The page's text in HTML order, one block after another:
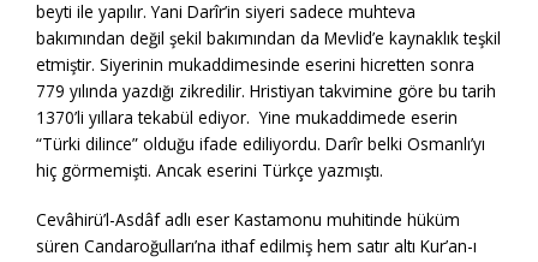
beyti ile yapılır. Yani Darîr’in siyeri sadece muhteva
bakımından değil şekil bakımından da Mevlid’e kaynaklık teşkil
etmiştir. Siyerinin mukaddimesinde eserini hicretten sonra
779 yılında yazdığı zikredilir. Hristiyan takvimine göre bu tarih
1370’li yıllara tekabül ediyor. Yine mukaddimede eserin
“Türki dilince” olduğu ifade ediliyordu. Darîr belki Osmanlı’yı
hiç görmemişti. Ancak eserini Türkçe yazmıştı.
Cevâhirü’l-Asdâf adlı eser Kastamonu muhitinde hüküm
süren Candaroğulları’na ithaf edilmiş hem satır altı Kur’an-ı